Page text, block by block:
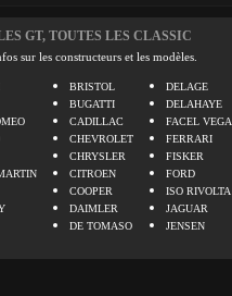
GT, TOUTES LES CLASSIC
sur les constructeurs et les modèles.
BRISTOL
BUGATTI
CADILLAC
CHEVROLET
CHRYSLER
CITROEN
COOPER
DAIMLER
DE TOMASO
DELAGE
DELAHAYE
FACEL VEGA
FERRARI
FISKER
FORD
ISO RIVOLTA
JAGUAR
JENSEN